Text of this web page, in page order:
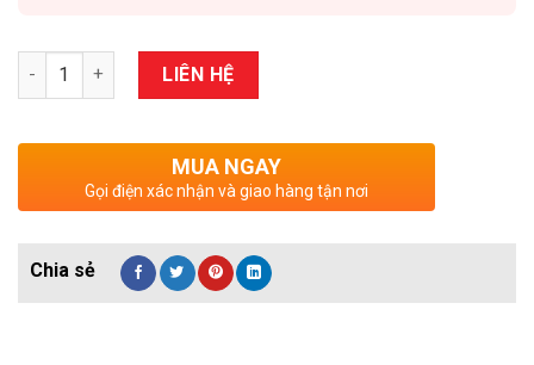
Số lượng LIÊN HỆ
MUA NGAY
Gọi điện xác nhận và giao hàng tận nơi